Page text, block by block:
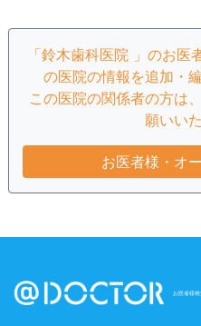
「鈴木歯科医院 」のお
の医院の情報を追加・
この医院の関係者の方は
願いい
お医者様・オ
お医者様検